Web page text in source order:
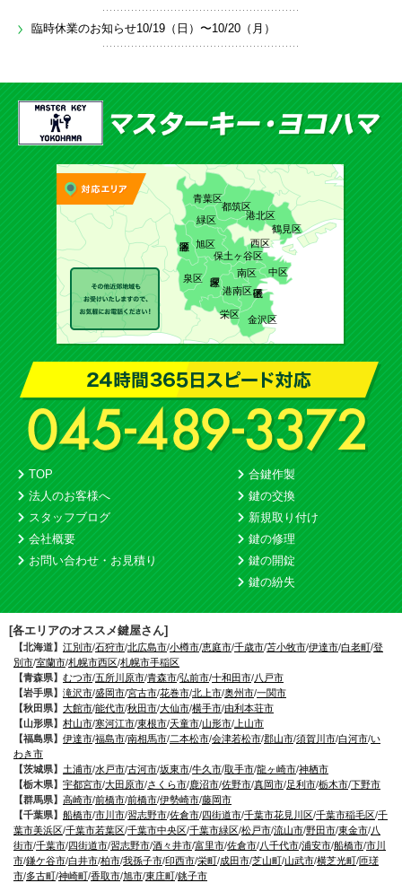
臨時休業のお知らせ10/19（日）〜10/20（月）
青葉区
都筑区
港北区
鶴見区
緑区
旭区
保土ヶ谷区
西区
泉区
港南区
南区 中区
金沢区
栄区
TOP
法人のお客様へ
スタッフブログ
会社概要
お問い合わせ・お見積り
合鍵作製
鍵の交換
新規取り付け
鍵の修理
鍵の開錠
鍵の紛失
[各エリアのオススメ鍵屋さん]
【北海道】 江別市/石狩市/北広島市/小樽市/恵庭市/千歳市/苫小牧市/伊達市/白老町/登
別市/室蘭市/札幌市西区/札幌市手稲区
【青森県】 むつ市/五所川原市/青森市/弘前市/十和田市/八戸市
【岩手県】 滝沢市/盛岡市/宮古市/花巻市/北上市/奥州市/一関市
【秋田県】 大館市/能代市/秋田市/大仙市/横手市/由利本荘市
【山形県】 村山市/寒河江市/東根市/天童市/山形市/ 上山市
【福島県】 伊達市/福島市/南相馬市/二本松市/会津若松市/郡山市/須賀川市/白河市/い
わき市
【茨城県】 土浦市/水戸市/古河市/坂東市/牛久市/取手市/龍ヶ崎市/神栖市
【栃木県】 宇都宮市/大田原市/さくら市/鹿沼市/佐野市/真岡市/足利市/栃木市/下野市
【群馬県】 高崎市/前橋市/前橋市/伊勢崎市/藤岡市
【千葉県】 船橋市/市川市/習志野市/佐倉市/四街道市/千葉市花見川区/千葉市稲毛区/千
葉市美浜区/千葉市若葉区/千葉市中央区/千葉市緑区/松戸市/流山市/野田市/東金市/八
街市/千葉市/四街道市/習志野市/酒々井市/富里市/佐倉市/八千代市/浦安市/船橋市/市川
市/鎌ケ谷市/白井市/柏市/我孫子市/印西市/栄町/成田市/芝山町/山武市/横芝光町/匝瑳
市/多古町/神崎町/香取市/旭市/東庄町/銚子市